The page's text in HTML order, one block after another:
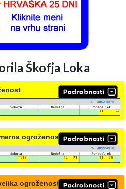
Škofja Loka
ogroženost
ogroženost